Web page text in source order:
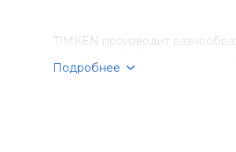
TIMKEN производит
Подробнее